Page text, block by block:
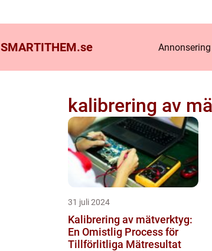
SMARTITHEM.se Annonsering
kalibrering av
31 juli 2024
Kalibrering av mätverktyg:
En Omistlig Process för
Tillförlitliga Mätresultat